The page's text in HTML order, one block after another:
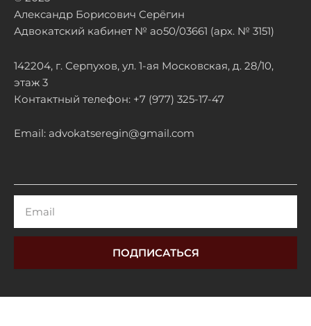
Александр Борисович Серёгин
Адвокатский кабинет № ао50/03661 (арх. № 3151)
142204, г. Серпухов, ул. 1-ая Московская, д. 28/10,
этаж 3
Контактный телефон: +7 (977) 325-17-47
Email: advokatseregin@gmail.com
ПОДПИСАТЬСЯ